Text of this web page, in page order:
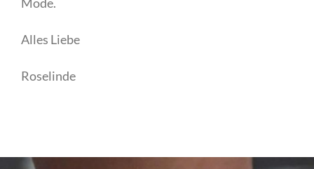
Alles Liebe
Roselinde